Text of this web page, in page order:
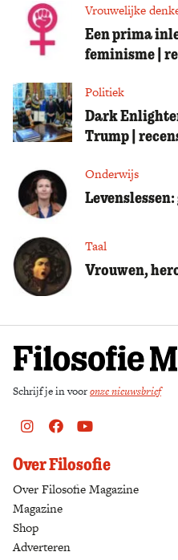
Vrouwelijke
Een prima
feminisme |
Politiek
Dark
Trump |
Onderwijs
Taal
Vrouwen,
Schrijf je in vooronze nieuwsbrief
Instagram
FacebookYoutube
Over Filosofie
Over Filosofie Magazine
Magazine
Shop
Adverteren